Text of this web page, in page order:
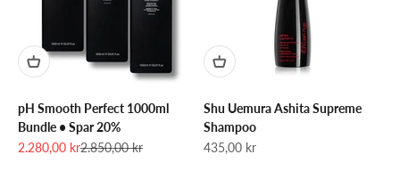
pH Smooth Perfect 1000ml
Bundle • Spar 20%
Salgspris
2.280,00 krNormalpris
2.850,00 kr
Shu Uemura Ashita Supreme
Shampoo
Salgspris
435,00 kr